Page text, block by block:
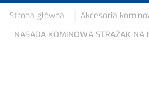
Strona główna
Akcesoria
NASADA KOMINOWA STRAŻAK NA